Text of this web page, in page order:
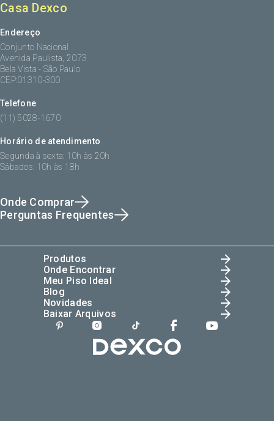
Casa Dexco
Endereço
Conjunto Nacional
Avenida Paulista, 2073
Bela Vista - São Paulo
CEP:01310-300
Telefone
(11) 5028-1670
Horário de atendimento
Segunda à sexta: 10h às 20h
Sábados: 10h às 18h
Onde Comprar
Perguntas Frequentes
Produtos
Onde Encontrar
Meu Piso Ideal
Blog
Novidades
Baixar Arquivos